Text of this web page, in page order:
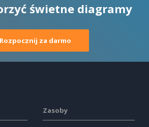
świetne diagramy
Rozpocznij za darmo
Zasoby